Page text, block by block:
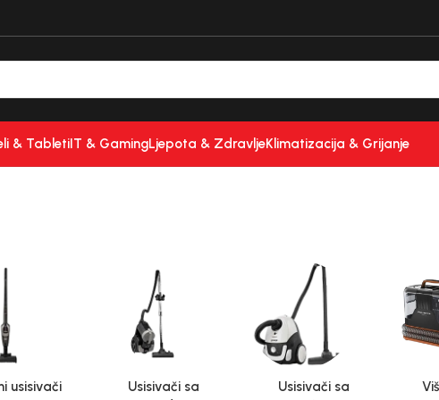
& TabletiIT & GamingLjepota & ZdravljeKlimatizacija & Grijanje
usisivači
Usisivači sa
Usisivači sa